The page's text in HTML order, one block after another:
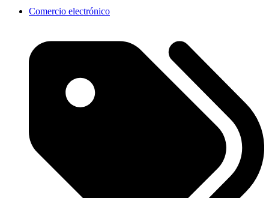
Comercio electrónico